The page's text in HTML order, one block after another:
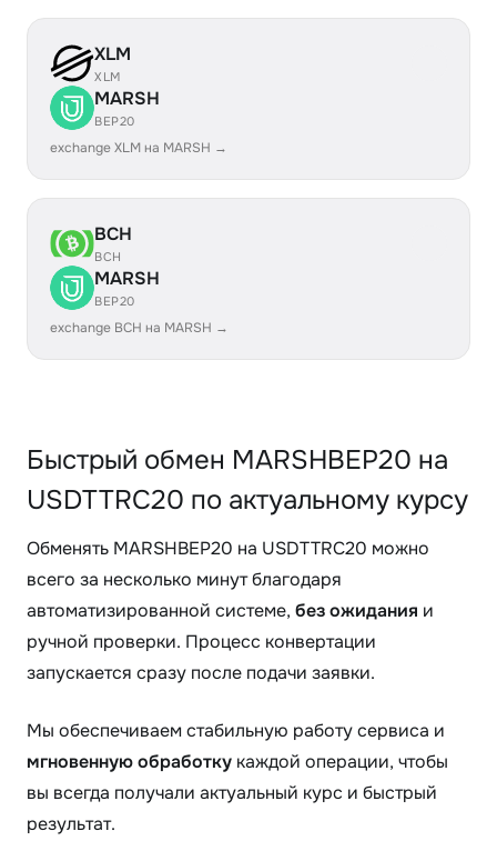
XLM
XLM
MARSH
BEP20
exchange XLM на MARSH →
BCH
BCH
MARSH
BEP20
exchange BCH на MARSH →
Быстрый обмен MARSHBEP20 на
USDTTRC20 по актуальному курсу
Обменять MARSHBEP20 на USDTTRC20 можно
всего за несколько минут благодаря
автоматизированной системе, без ожидания и
ручной проверки. Процесс конвертации
запускается сразу после подачи заявки.
Мы обеспечиваем стабильную работу сервиса и
мгновенную обработку каждой операции, чтобы
вы всегда получали актуальный курс и быстрый
результат.